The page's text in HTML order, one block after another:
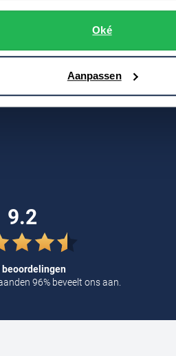
Oké
Aanpassen
9.2
beoordelingen
96% beveelt ons aan.